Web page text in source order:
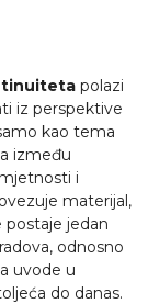
polazi
iz perspektive
kao tema
između
i
materijal,
postaje jedan
odnosno
uvode u
do danas.